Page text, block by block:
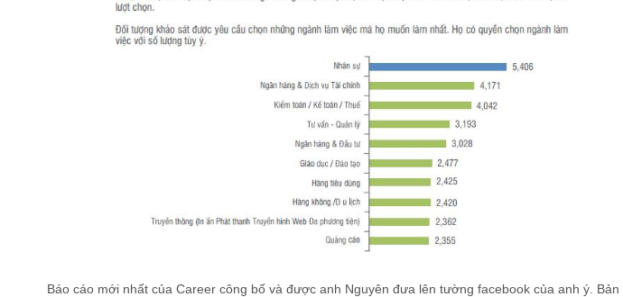
Báo cáo mới nhất của Career công bố và được anh Nguyên đưa lên tường facebook của anh ý. Bản